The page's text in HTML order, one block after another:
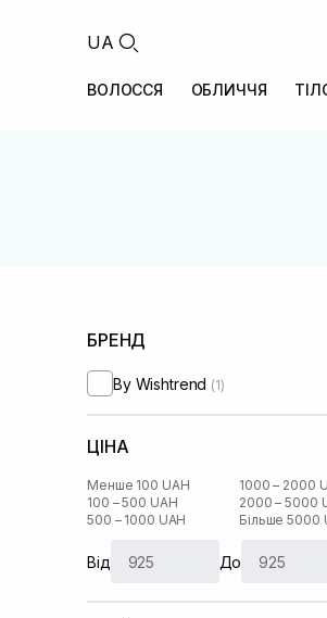
UA
ВОЛОССЯ ОБЛИЧЧЯ
БРЕНД
By Wishtrend (1)
ЦІНА
Менше 100 UAH
100 – 500 UAH
500 – 1000 UAH
1000 – 2000
2000 – 5000
Більше 5000
Від До